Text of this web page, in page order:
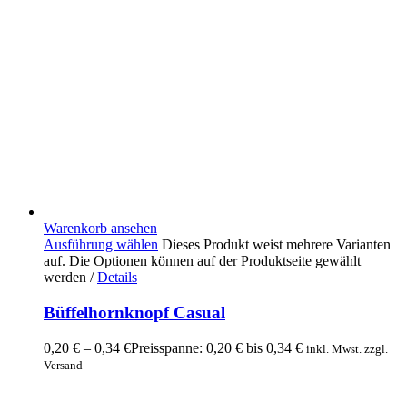
Warenkorb ansehen
Ausführung wählen Dieses Produkt weist mehrere Varianten
auf. Die Optionen können auf der Produktseite gewählt
werden / Details
Büffelhornknopf Casual
0,20 € – 0,34 €Preisspanne: 0,20 € bis 0,34 € inkl. Mwst. zzgl.
Versand